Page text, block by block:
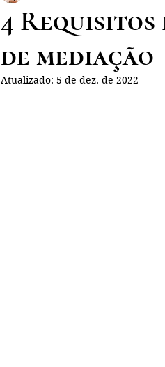
4 Requisitos
de mediação
Atualizado: 5 de dez. de 2022